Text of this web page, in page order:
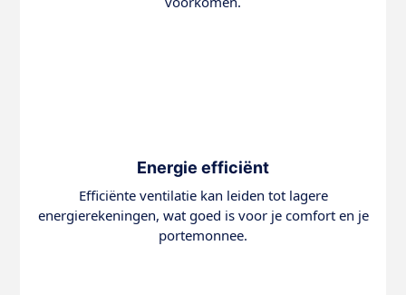
Energie efficiënt
Efficiënte ventilatie kan leiden tot lagere
energierekeningen, wat goed is voor je comfort en je
portemonnee.